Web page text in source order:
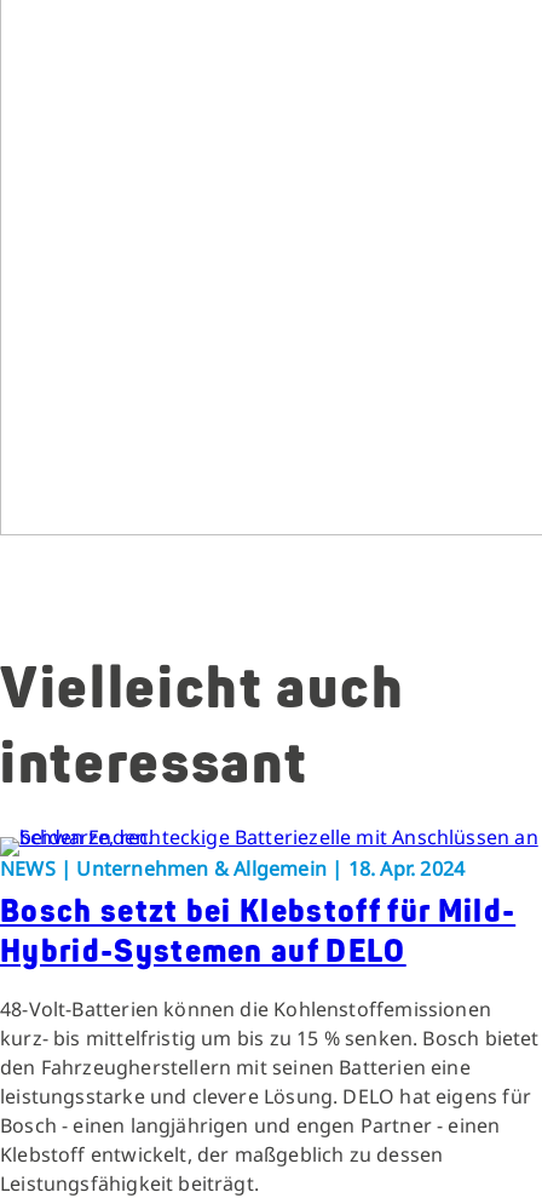
Vielleicht auch
interessant
NEWS | Unternehmen & Allgemein | 18. Apr. 2024
Bosch setzt bei Klebstoff für Mild-
Hybrid-Systemen auf DELO
48-Volt-Batterien können die Kohlenstoffemissionen
kurz- bis mittelfristig um bis zu 15 % senken. Bosch bietet
den Fahrzeugherstellern mit seinen Batterien eine
leistungsstarke und clevere Lösung. DELO hat eigens für
Bosch - einen langjährigen und engen Partner - einen
Klebstoff entwickelt, der maßgeblich zu dessen
Leistungsfähigkeit beiträgt.